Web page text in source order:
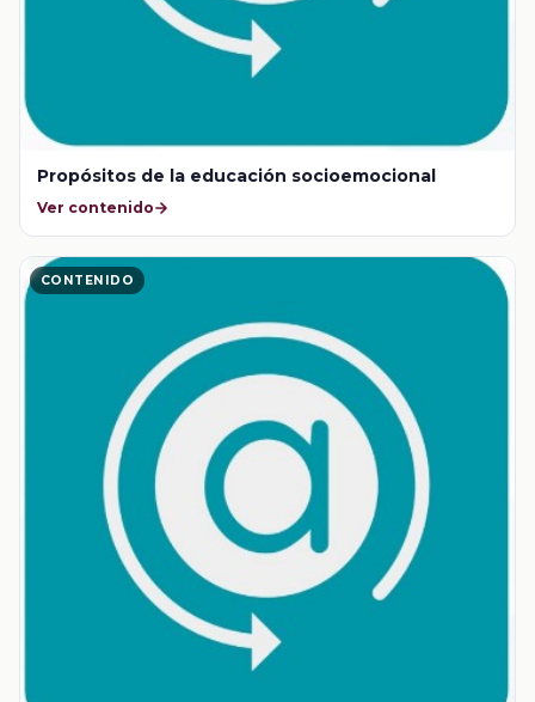
Propósitos de la educación socioemocional
Ver contenido
CONTENIDO